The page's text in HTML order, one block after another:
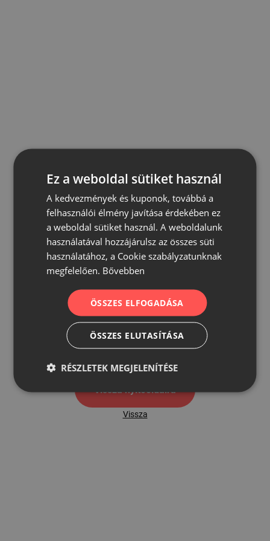
500
Vissza nyítóoldalra
Vissza
Ez a weboldal sütiket használ
A kedvezmények és kuponok, továbbá a
felhasználói élmény javítása érdekében ez
a weboldal sütiket használ. A weboldalunk
használatával hozzájárulsz az összes süti
használatához, a Cookie szabályzatunknak
megfelelően. Bővebben
ÖSSZES ELFOGADÁSA
ÖSSZES ELUTASÍTÁSA
RÉSZLETEK MEGJELENÍTÉSE